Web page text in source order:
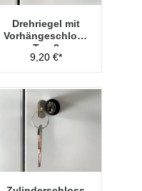
Drehriegel mit
Vorhängeschloss
Typ 2
9,20 €*